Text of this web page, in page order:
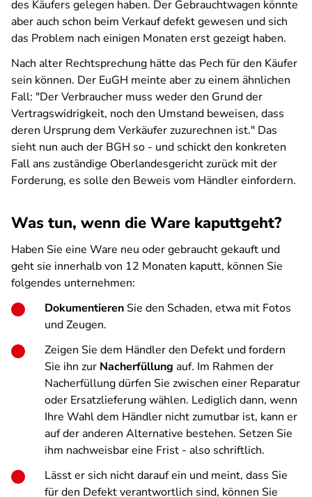
des Käufers gelegen haben. Der Gebrauchtwagen könnte
aber auch schon beim Verkauf defekt gewesen und sich
das Problem nach einigen Monaten erst gezeigt haben.
Nach alter Rechtsprechung hätte das Pech für den Käufer
sein können. Der EuGH meinte aber zu einem ähnlichen
Fall: "Der Verbraucher muss weder den Grund der
Vertragswidrigkeit, noch den Umstand beweisen, dass
deren Ursprung dem Verkäufer zuzurechnen ist." Das
sieht nun auch der BGH so - und schickt den konkreten
Fall ans zuständige Oberlandesgericht zurück mit der
Forderung, es solle den Beweis vom Händler einfordern.
Was tun, wenn die Ware kaputtgeht?
Haben Sie eine Ware neu oder gebraucht gekauft und
geht sie innerhalb von 12 Monaten kaputt, können Sie
folgendes unternehmen:
Dokumentieren Sie den Schaden, etwa mit Fotos
und Zeugen.
Zeigen Sie dem Händler den Defekt und fordern
Sie ihn zur Nacherfüllung auf. Im Rahmen der
Nacherfüllung dürfen Sie zwischen einer Reparatur
oder Ersatzlieferung wählen. Lediglich dann, wenn
Ihre Wahl dem Händler nicht zumutbar ist, kann er
auf der anderen Alternative bestehen. Setzen Sie
ihm nachweisbar eine Frist - also schriftlich.
Lässt er sich nicht darauf ein und meint, dass Sie
für den Defekt verantwortlich sind, können Sie